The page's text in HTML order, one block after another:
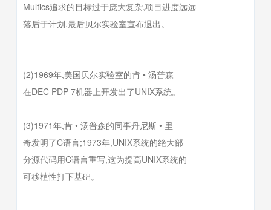
Multics追求的目标过于庞大复杂,项目进度远远
落后于计划,最后贝尔实验室宣布退出。
(2)1969年,美国贝尔实验室的肯 • 汤普森
在DEC PDP-7机器上开发出了UNIX系统。
(3)1971年,肯 • 汤普森的同事丹尼斯 • 里
奇发明了C语言;1973年,UNIX系统的绝大部
分源代码用C语言重写,这为提高UNIX系统的
可移植性打下基础。